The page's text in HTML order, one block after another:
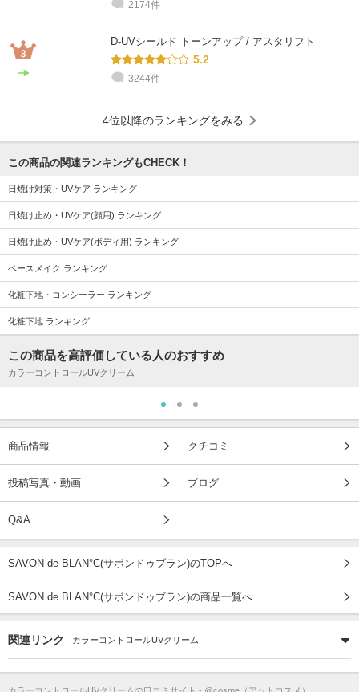
2174件
D-UVシールド トーンアップ / アスタリフト
5.2
3244件
4位以降のランキングをみる
この商品の関連ランキングもCHECK！
日焼け対策・UVケア ランキング
日焼け止め・UVケア(顔用) ランキング
日焼け止め・UVケア(ボディ用) ランキング
ベースメイク ランキング
化粧下地・コンシーラー ランキング
化粧下地 ランキング
この商品を高評価している人のおすすめ
カラーコントロールUVクリーム
商品情報 クチコミ
投稿写真・動画 ブログ
Q&A
SAVON de BLAN°C(サボンドゥブラン)のTOPへ
SAVON de BLAN°C(サボンドゥブラン)の商品一覧へ
関連リンク カラーコントロールUVクリーム